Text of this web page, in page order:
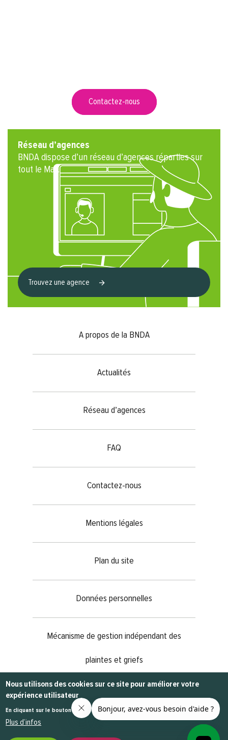
Contactez-nous
Réseau d’agences
BNDA dispose d’un réseau d’agences réparties sur
tout le Mali.
Trouvez une agence
A propos de la BNDA
Actualités
Réseau d’agences
FAQ
Contactez-nous
Mentions légales
Plan du site
Données personnelles
Mécanisme de gestion indépendant des
plaintes et griefs
MEDIANET
Nous utilisons des cookies sur ce site pour améliorer votre
expérience utilisateur
En cliquant sur le bouton Accepter, vous acceptez que nous le fassions.
Plus d’infos